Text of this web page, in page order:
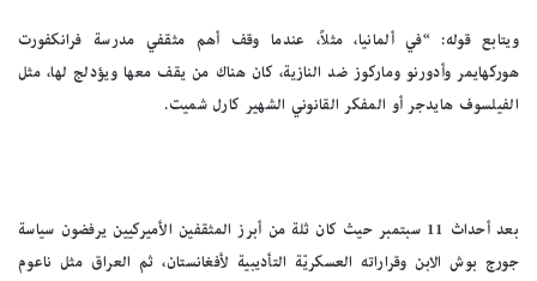
ويتابع قوله: “في ألمانيا، مثلاً، عندما وقف أهم مثقفي مدرسة فرانكفورت
هوركهايمر وأدورنو وماركوز ضد النازية، كان هناك من يقف معها ويؤدلج لها، مثل
الفيلسوف هايدجر أو المفكر القانوني الشهير كارل شميت.
بعد أحداث 11 سبتمبر حيث كان ثلة من أبرز المثقفين الأميركيين يرفضون سياسة
جورج بوش الابن وقراراته العسكريّة التأديبية لأفغانستان، ثم العراق مثل ناعوم